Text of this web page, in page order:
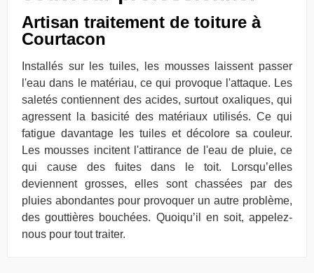
Artisan traitement de toiture à
Courtacon
Installés sur les tuiles, les mousses laissent passer
l'eau dans le matériau, ce qui provoque l'attaque. Les
saletés contiennent des acides, surtout oxaliques, qui
agressent la basicité des matériaux utilisés. Ce qui
fatigue davantage les tuiles et décolore sa couleur.
Les mousses incitent l'attirance de l'eau de pluie, ce
qui cause des fuites dans le toit. Lorsqu’elles
deviennent grosses, elles sont chassées par des
pluies abondantes pour provoquer un autre problème,
des gouttières bouchées. Quoiqu’il en soit, appelez-
nous pour tout traiter.